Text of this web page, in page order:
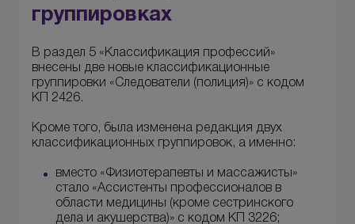
группировках
В раздел 5 «Классификация профессий»
внесены две новые классификационные
группировки «Следователи (полиция)» с кодом
КП 2426.
Кроме того, была изменена редакция двух
классификационных группировок, а именно:
вместо «Физиотерапевты и массажисты»
стало «Ассистенты профессионалов в
области медицины (кроме сестринского
дела и акушерства)» с кодом КП 3226;